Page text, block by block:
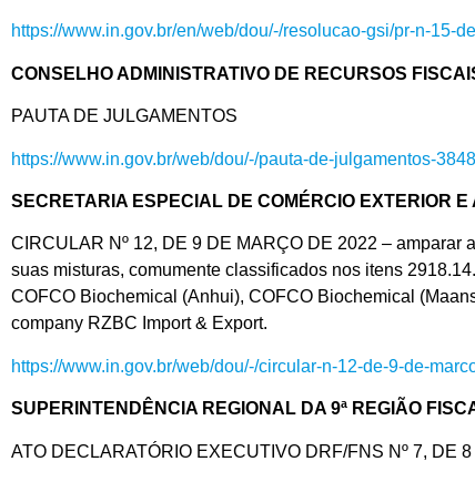
https://www.in.gov.br/en/web/dou/-/resolucao-gsi/pr-n-15-
CONSELHO ADMINISTRATIVO DE RECURSOS
PAUTA DE JULGAMENTOS
https://www.in.gov.br/web/dou/-/pauta-de-julgamentos-
SECRETARIA ESPECIAL DE COMÉRCIO EXTERIOR
CIRCULAR Nº 12, DE 9 DE MARÇO DE 2022 –
suas misturas, comumente classificados nos itens
COFCO Biochemical (Anhui), COFCO Biochemical
company RZBC Import & Export.
https://www.in.gov.br/web/dou/-/circular-n-12-de-9-de-
SUPERINTENDÊNCIA REGIONAL DA 9ª REGIÃO
ATO DECLARATÓRIO EXECUTIVO DRF/FNS Nº 7, DE